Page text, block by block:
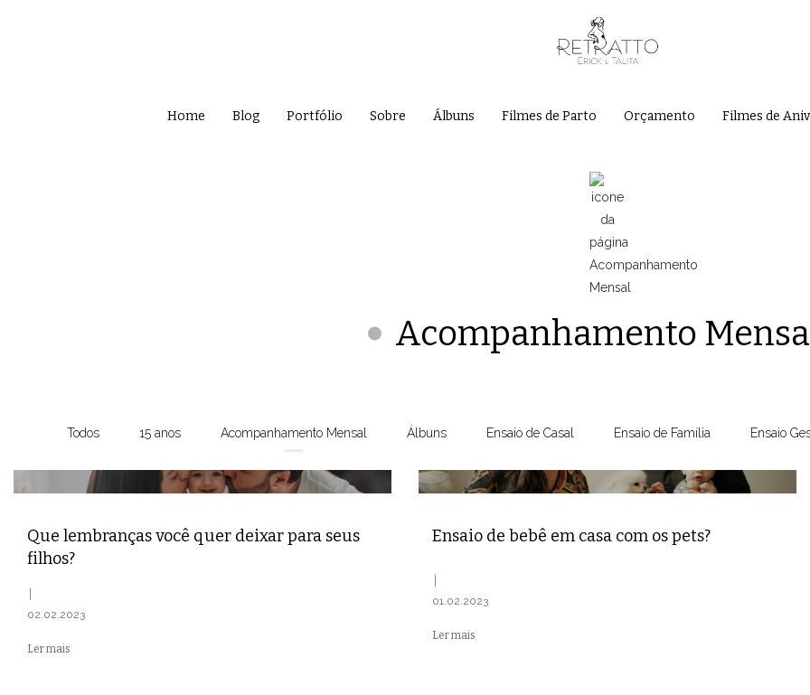
Home Blog Portfólio Sobre Álbuns Filmes de Parto Orçamento Filmes de
Acompanhamento
Todos 15 anos Acompanhamento Mensal Álbuns Ensaio de Casal Ensaio de Família Ensaio
Que lembranças você quer deixar para seus
filhos?
02.02.2023
Ler mais
Ensaio de bebê em casa com os pets?
01.02.2023
Ler mais